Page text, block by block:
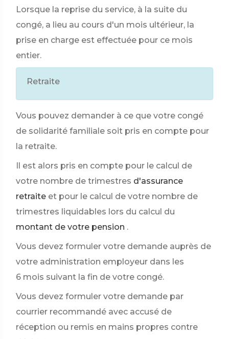
Lorsque la reprise du service, à la suite du
congé, a lieu au cours d'un mois ultérieur, la
prise en charge est effectuée pour ce mois
entier.
Retraite
Vous pouvez demander à ce que votre congé
de solidarité familiale soit pris en compte pour
la retraite.
Il est alors pris en compte pour le calcul de
votre nombre de trimestres d'assurance
retraite et pour le calcul de votre nombre de
trimestres liquidables lors du calcul du
montant de votre pension .
Vous devez formuler votre demande auprès de
votre administration employeur dans les
6 mois suivant la fin de votre congé.
Vous devez formuler votre demande par
courrier recommandé avec accusé de
réception ou remis en mains propres contre